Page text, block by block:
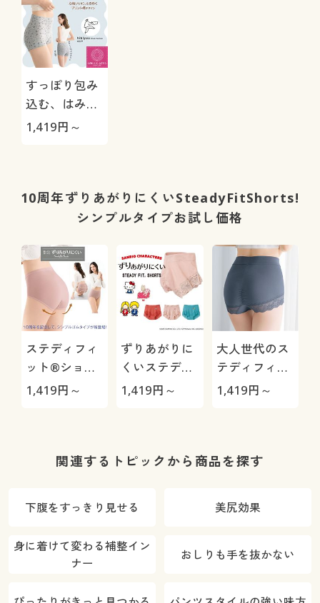
すっぽり包み
込む、はみ出
しにくいショ
1,419円～
10周年ずりあがりにくいSteadyFitShorts!
シンプルタイプお試し価格
ステディフィ
ット®ショー
ツ(はきこみ丈
1,419円～
ずりあがりに
くいステディ
フィット®シ
め)
1,419円～
大人世代のス
テディフィッ
ト®ショーツ
1,419円～
関連するトピックから商品を探す
下腹をすっきり見せる 美尻効果
身に着けて変わる補整イン
ナー
おしりも手を抜かない